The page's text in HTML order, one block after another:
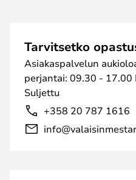
Tarvitsetko
Asiakaspalvelun
perjantai: 09.30 - 17.00
Suljettu
+358 20 787 1616